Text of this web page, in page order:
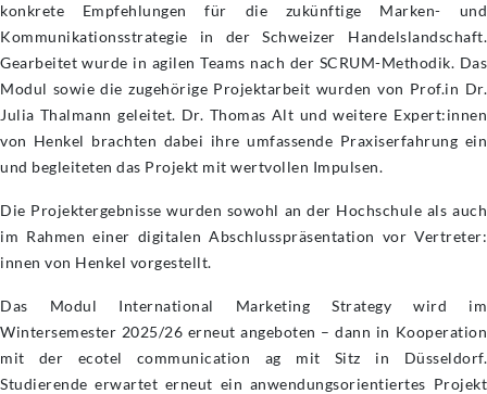
konkrete Empfehlungen für die zukünftige Marken- und
Kommunikationsstrategie in der Schweizer Handelslandschaft.
Gearbeitet wurde in agilen Teams nach der SCRUM-Methodik. Das
Modul sowie die zugehörige Projektarbeit wurden von Prof.in Dr.
Julia Thalmann geleitet. Dr. Thomas Alt und weitere Expert:innen
von Henkel brachten dabei ihre umfassende Praxiserfahrung ein
und begleiteten das Projekt mit wertvollen Impulsen.
Die Projektergebnisse wurden sowohl an der Hochschule als auch
im Rahmen einer digitalen Abschlusspräsentation vor Vertreter:
innen von Henkel vorgestellt.
Das Modul International Marketing Strategy wird im
Wintersemester 2025/26 erneut angeboten – dann in Kooperation
mit der ecotel communication ag mit Sitz in Düsseldorf.
Studierende erwartet erneut ein anwendungsorientiertes Projekt